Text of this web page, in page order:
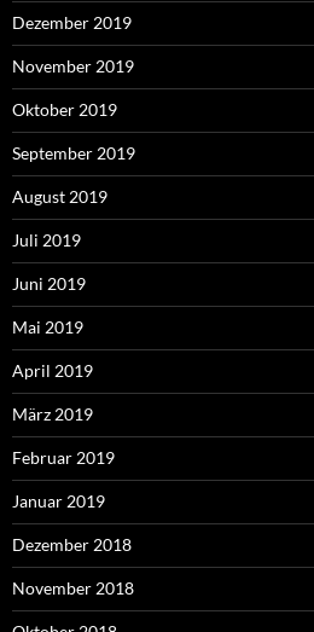
Dezember 2019
November 2019
Oktober 2019
September 2019
August 2019
Juli 2019
Juni 2019
Mai 2019
April 2019
März 2019
Februar 2019
Januar 2019
Dezember 2018
November 2018